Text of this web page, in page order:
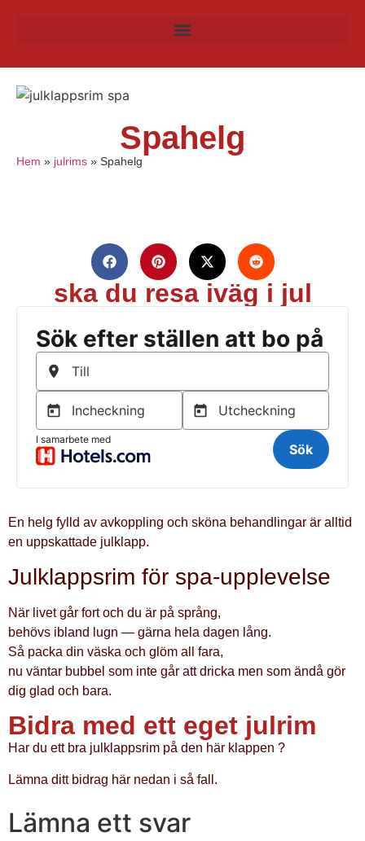
Spahelg
Hem » julrims » Spahelg
ska du resa iväg i jul
En helg fylld av avkoppling och sköna behandlingar är alltid
en uppskattade julklapp.
Julklappsrim för spa-upplevelse
När livet går fort och du är på språng,
behövs ibland lugn — gärna hela dagen lång.
Så packa din väska och glöm all fara,
nu väntar bubbel som inte går att dricka men som ändå gör
dig glad och bara.
Bidra med ett eget julrim
Har du ett bra julklappsrim på den här klappen ?
Lämna ditt bidrag här nedan i så fall.
Lämna ett svar